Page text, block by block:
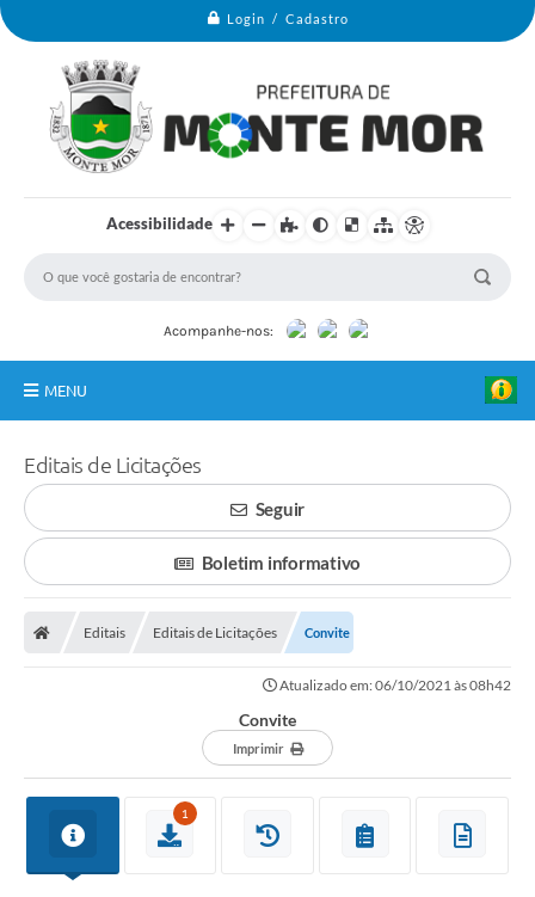
Login / Cadastro
Acessibilidade
Acompanhe-nos:
MENU
Secretarias
Transparência
Portal do Cidadão
Links Úteis
Ouvidoria
Contato
Contratos
Editais de Licitações
Seguir
Boletim informativo
Editais Editais de Licitações Convite
Atualizado em: 06/10/2021 às 08h42
Convite
Imprimir
1